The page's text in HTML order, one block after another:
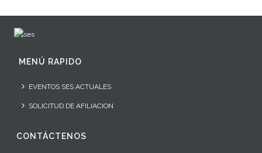
MENÚ RAPIDO
EVENTOS SES ACTUALES
SOLICITUD DE AFILIACION
CONTÁCTENOS